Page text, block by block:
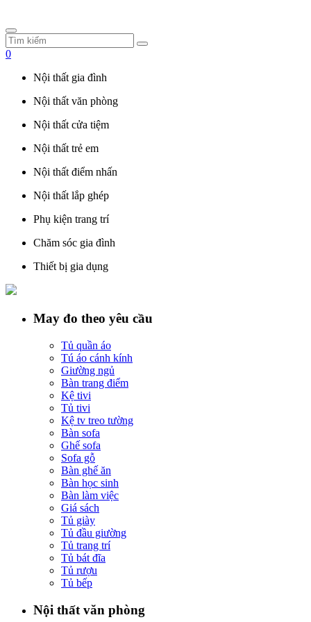
0
Nội thất gia đình
Nội thất văn phòng
Nội thất cửa tiệm
Nội thất trẻ em
Nội thất điểm nhấn
Nội thất lắp ghép
Phụ kiện trang trí
Chăm sóc gia đình
Thiết bị gia dụng
May đo theo yêu cầu
Tủ quần áo
Tú áo cánh kính
Giường ngủ
Bàn trang điểm
Kệ tivi
Tủ tivi
Kệ tv treo tường
Bàn sofa
Ghế sofa
Sofa gỗ
Bàn ghế ăn
Bàn học sinh
Bàn làm việc
Giá sách
Tủ giày
Tủ đầu giường
Tủ trang trí
Tủ bát đĩa
Tủ rượu
Tủ bếp
Nội thất văn phòng